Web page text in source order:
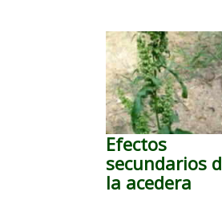
Efectos
secundarios
la acedera